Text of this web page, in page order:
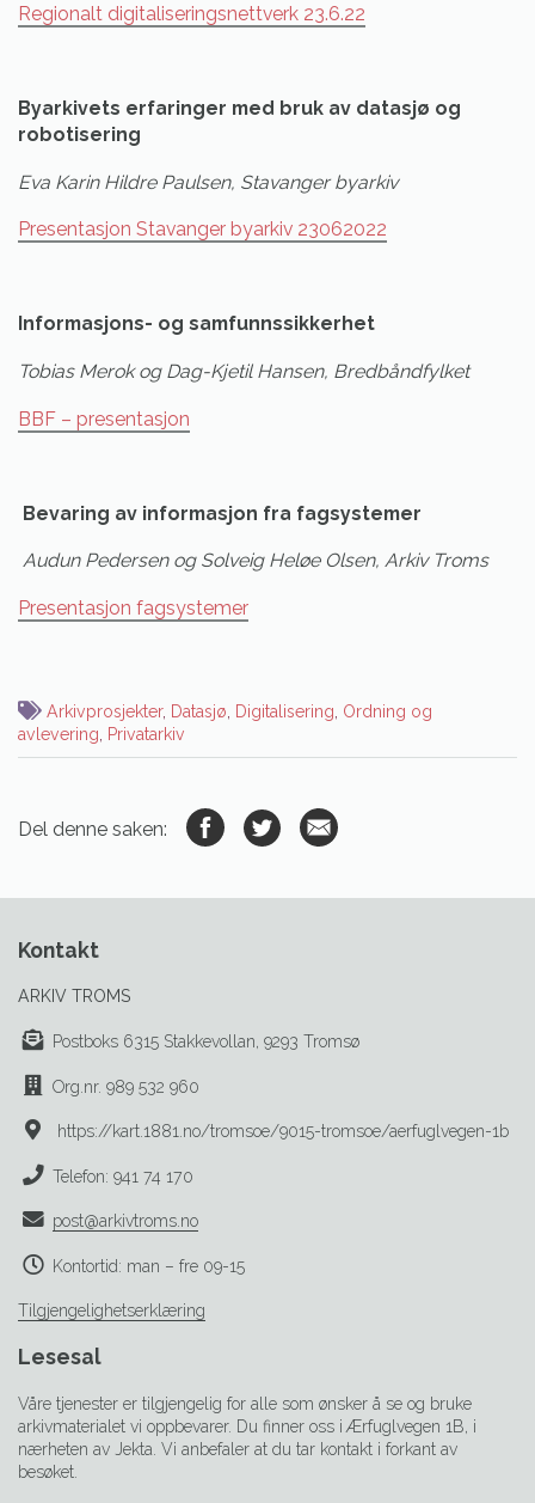
Regionalt digitaliseringsnettverk 23.6.22
Byarkivets erfaringer med bruk av datasjø og
robotisering
Eva Karin Hildre Paulsen, Stavanger byarkiv
Presentasjon Stavanger byarkiv 23062022
Informasjons- og samfunnssikkerhet
Tobias Merok og Dag-Kjetil Hansen, Bredbåndfylket
BBF – presentasjon
Bevaring av informasjon fra fagsystemer
Audun Pedersen og Solveig Heløe Olsen, Arkiv Troms
Presentasjon fagsystemer
Arkivprosjekter, Datasjø Digitalisering Ordning og
avlevering
Privatarkiv
Del denne saken:
Kontakt
ARKIV TROMS
Postboks 6315 Stakkevollan, 9293 Tromsø
Org.nr. 989 532 960
https://kart.1881.no/tromsoe/9015-tromsoe/aerfuglvegen-1b
Telefon: 941 74 170
post@arkivtroms.no
Kontortid: man – fre 09-15
Tilgjengelighetserklæring
Lesesal
Våre tjenester er tilgjengelig for alle som ønsker å se og bruke
arkivmaterialet vi oppbevarer. Du finner oss i Ærfuglvegen 1B, i
nærheten av Jekta. Vi anbefaler at du tar kontakt i forkant av
besøket.